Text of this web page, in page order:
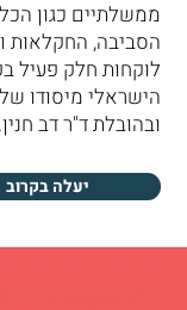
ממשלתיים כגון
הסביבה, החקלאות
לוקחות חלק פעיל
הישראלי מיסודו
ובהובלת ד"ר דב חנין.
יעלה בקרוב